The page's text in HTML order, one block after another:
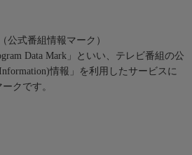
公式番組情報マーク）
Data Mark」といい、テレビ番組の公
情報」を利用したサービスに
クです。